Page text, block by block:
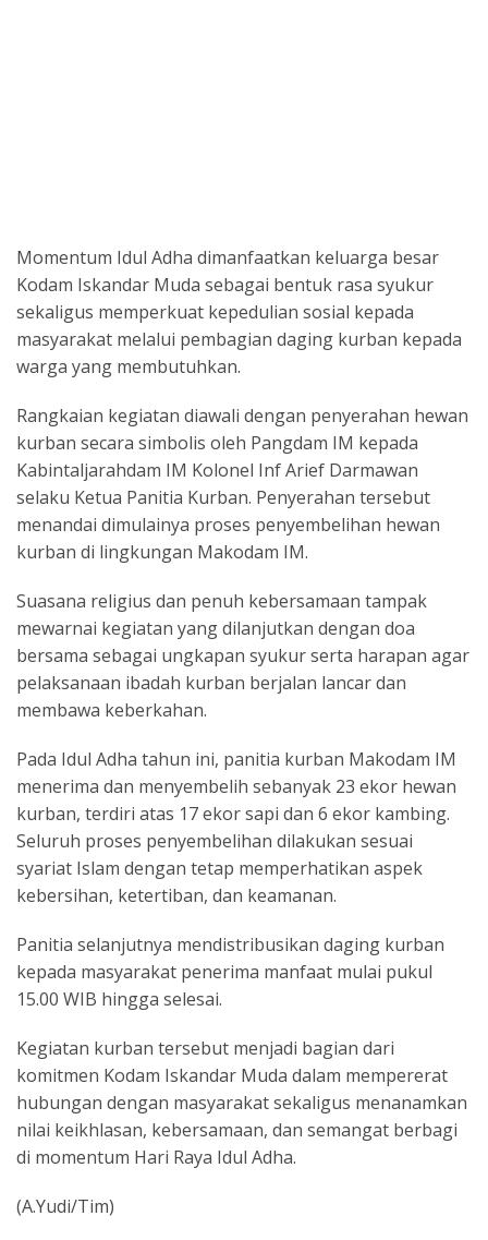
Momentum Idul Adha dimanfaatkan keluarga besar
Kodam Iskandar Muda sebagai bentuk rasa syukur
sekaligus memperkuat kepedulian sosial kepada
masyarakat melalui pembagian daging kurban kepada
warga yang membutuhkan.
Rangkaian kegiatan diawali dengan penyerahan hewan
kurban secara simbolis oleh Pangdam IM kepada
Kabintaljarahdam IM Kolonel Inf Arief Darmawan
selaku Ketua Panitia Kurban. Penyerahan tersebut
menandai dimulainya proses penyembelihan hewan
kurban di lingkungan Makodam IM.
Suasana religius dan penuh kebersamaan tampak
mewarnai kegiatan yang dilanjutkan dengan doa
bersama sebagai ungkapan syukur serta harapan agar
pelaksanaan ibadah kurban berjalan lancar dan
membawa keberkahan.
Pada Idul Adha tahun ini, panitia kurban Makodam IM
menerima dan menyembelih sebanyak 23 ekor hewan
kurban, terdiri atas 17 ekor sapi dan 6 ekor kambing.
Seluruh proses penyembelihan dilakukan sesuai
syariat Islam dengan tetap memperhatikan aspek
kebersihan, ketertiban, dan keamanan.
Panitia selanjutnya mendistribusikan daging kurban
kepada masyarakat penerima manfaat mulai pukul
15.00 WIB hingga selesai.
Kegiatan kurban tersebut menjadi bagian dari
komitmen Kodam Iskandar Muda dalam mempererat
hubungan dengan masyarakat sekaligus menanamkan
nilai keikhlasan, kebersamaan, dan semangat berbagi
di momentum Hari Raya Idul Adha.
(A.Yudi/Tim)